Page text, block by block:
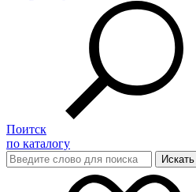
Поитск
по каталогу